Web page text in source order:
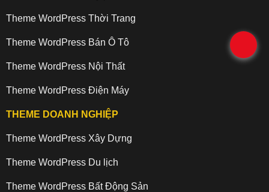
Theme WordPress Thời Trang
Theme WordPress Bán Ô Tô
Theme WordPress Nội Thất
Theme WordPress Điện Máy
THEME DOANH NGHIỆP
Theme WordPress Xây Dựng
Theme WordPress Du lịch
Theme WordPress Bất Động Sản